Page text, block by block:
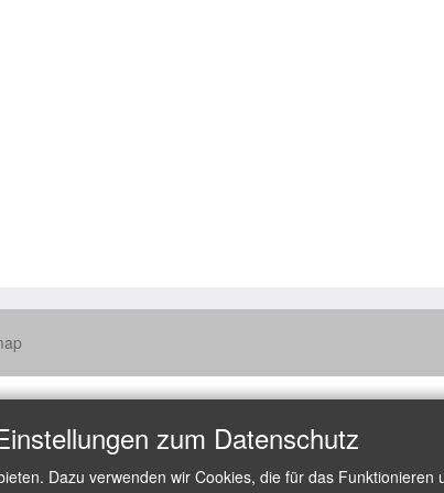
zum Datenschutz
Dazu verwenden wir Cookies, die für das